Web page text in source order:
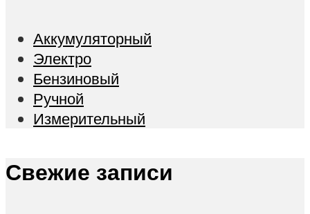
Аккумуляторный
Электро
Бензиновый
Ручной
Измерительный
Свежие записи